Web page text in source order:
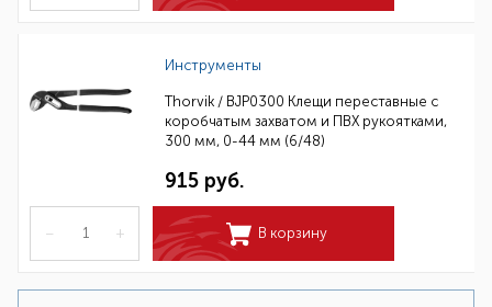
Инструменты
Thorvik / BJP0300 Клещи переставные с
коробчатым захватом и ПВХ рукоятками,
300 мм, 0-44 мм (6/48)
915 руб.
– + В корзину